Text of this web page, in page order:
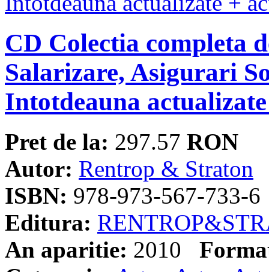
CD Colectia completa
Salarizare, Asigurari
Intotdeauna
Pret de la: 297.57 RON
Autor: Rentrop & Straton
ISBN: 978-973-567-733-6
Editura:
An aparitie: 2010